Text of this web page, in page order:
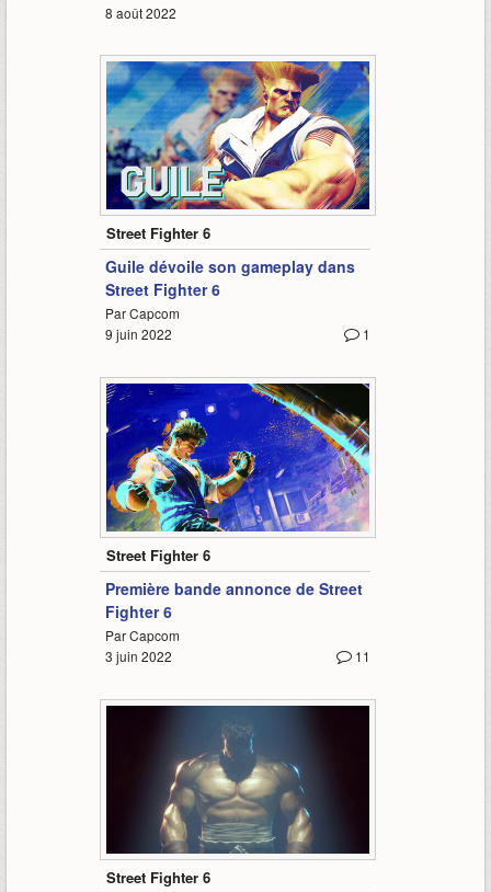
8 août 2022
1:28
Street Fighter 6
Guile dévoile son gameplay dans
Street Fighter 6
Par Capcom
1
9 juin 2022
3:04
Street Fighter 6
Première bande annonce de Street
Fighter 6
Par Capcom
11
3 juin 2022
Street Fighter 6